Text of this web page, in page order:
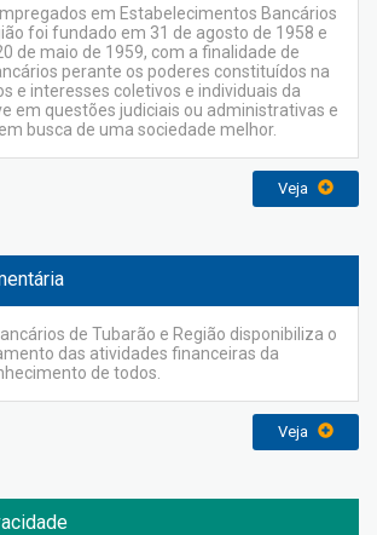
em Estabelecimentos Bancários
foi fundado em 31 de agosto de 1958 e
de maio de 1959, com a finalidade de
perante os poderes constituídos na
e interesses coletivos e individuais da
em questões judiciais ou administrativas e
busca de uma sociedade melhor.
Veja
de Tubarão e Região disponibiliza o
das atividades financeiras da
de todos.
Veja